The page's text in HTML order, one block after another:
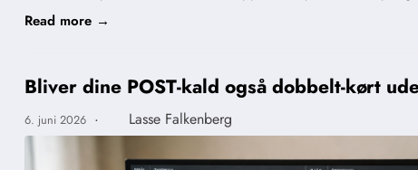
Read more →
Bliver dine POST-kald også dobbelt-kørt
6. juni 2026 · Lasse Falkenberg